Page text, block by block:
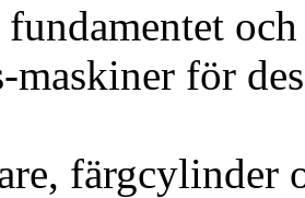
för
färgcylinder